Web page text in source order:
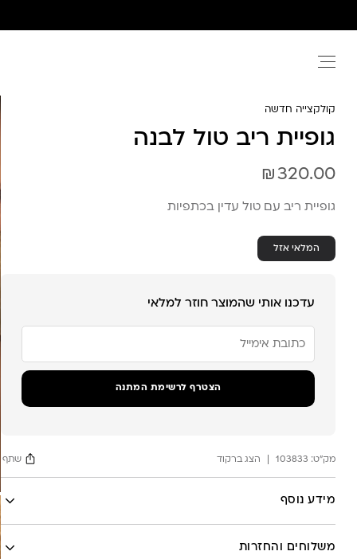
קולקצייה חדשה
גופיית ריב טול לבנה
₪320.00
גופיית ריב עם טול עדין בכתפיות
המלאי אזל
עדכנו אותי שהמוצר חוזר למלאי
הזן
את
כתובת
הדוא"ל
כדי
עבור
מוצר
הצטרף לרשימת המתנה
מק"ט: 103833 הצג ברקוד שתף
מידע נוסף
משלוחים והחזרות